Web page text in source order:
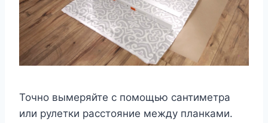
Точно вымеряйте с помощью сантиметра
или рулетки расстояние между планками.